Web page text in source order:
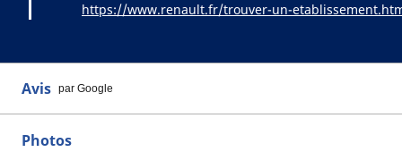
https://www.renault.fr/trouver-un-
Avis par Google
Photos